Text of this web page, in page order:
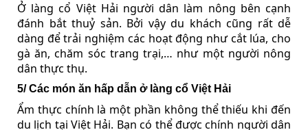
Ở làng cổ Việt Hải người dân làm nông bên cạnh
đánh bắt thuỷ sản. Bởi vậy du khách cũng rất dễ
dàng để trải nghiệm các hoạt động như cắt lúa, cho
gà ăn, chăm sóc trang trại,… như một người nông
dân thực thụ.
5/ Các món ăn hấp dẫn ở làng cổ Việt Hải
Ẩm thực chính là một phần không thể thiếu khi đến
du lịch tại Việt Hải. Bạn có thể được chính người dân